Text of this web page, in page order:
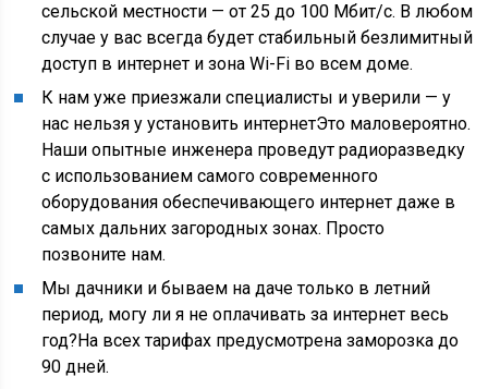
сельской местности — от 25 до 100 Мбит/с. В любом
случае у вас всегда будет стабильный безлимитный
доступ в интернет и зона Wi-Fi во всем доме.
К нам уже приезжали специалисты и уверили — у
нас нельзя у установить интернетЭто маловероятно.
Наши опытные инженера проведут радиоразведку
с использованием самого современного
оборудования обеспечивающего интернет даже в
самых дальних загородных зонах. Просто
позвоните нам.
Мы дачники и бываем на даче только в летний
период, могу ли я не оплачивать за интернет весь
год?На всех тарифах предусмотрена заморозка до
90 дней.